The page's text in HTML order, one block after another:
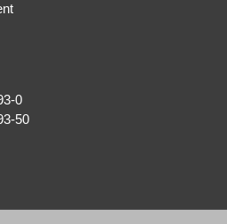
0
50